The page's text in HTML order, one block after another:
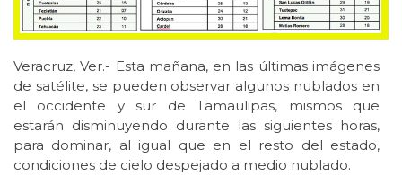
Veracruz, Ver.- Esta mañana, en las últimas imágenes
de satélite, se pueden observar algunos nublados en
el occidente y sur de Tamaulipas, mismos que
estarán disminuyendo durante las siguientes horas,
para dominar, al igual que en el resto del estado,
condiciones de cielo despejado a medio nublado.